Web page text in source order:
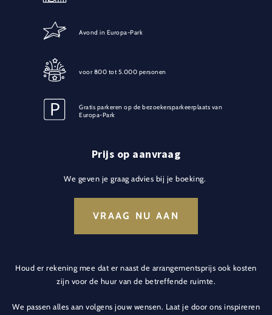
Avond in Europa-Park
voor 800 tot 5.000 personen
Gratis parkeren op de bezoekersparkeerplaats van
Europa-Park
Prijs op aanvraag
We geven je graag advies bij je boeking.
VRAAG NU AAN
Houd er rekening mee dat er naast de arrangementsprijs ook kosten
zijn voor de huur van de betreffende ruimte.
We passen alles aan volgens jouw wensen. Laat je door ons inspireren